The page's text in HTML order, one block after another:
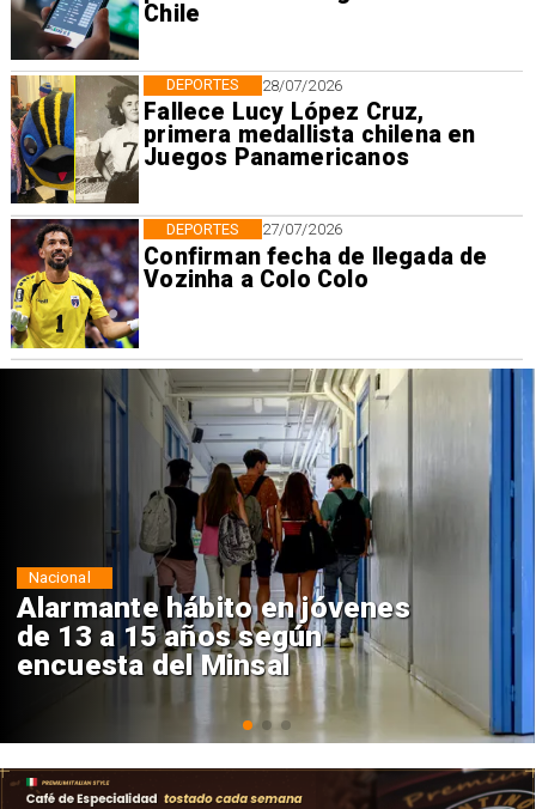
Chile
28/07/2026
Fallece Lucy López Cruz,
primera medallista chilena en
Juegos Panamericanos
DEPORTES
27/07/2026
Confirman fecha de llegada de
Vozinha a Colo Colo
DEPORTES
Aprueban creación del Parque
Sebastián Piñera con inversión
de $4 mil millones
Regiones